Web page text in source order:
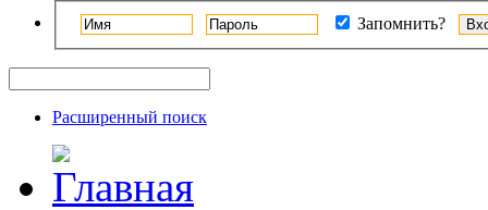
Запомнить?
Расширенный поиск